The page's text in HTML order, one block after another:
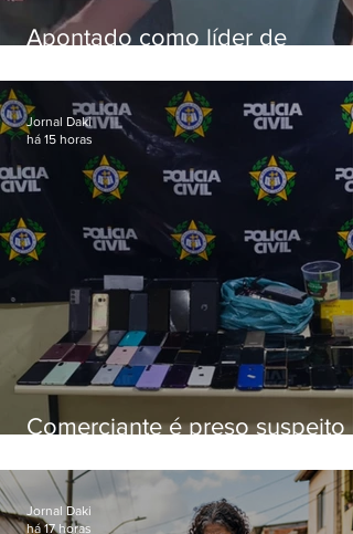
Apontado como líder de
aposentados é preso
Comerciante é preso suspeito
loja
Jornal Daki
há 15 horas
Jornal Daki
há 17 horas